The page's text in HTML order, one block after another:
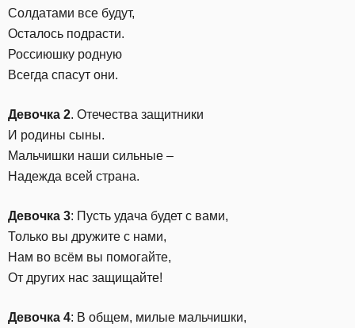
Солдатами все будут,
Осталось подрасти.
Россиюшку родную
Всегда спасут они.
Девочка 2. Отечества защитники
И родины сыны.
Мальчишки наши сильные –
Надежда всей страна.
Девочка 3: Пусть удача будет с вами,
Только вы дружите с нами,
Нам во всём вы помогайте,
От других нас защищайте!
Девочка 4: В общем, милые мальчишки,